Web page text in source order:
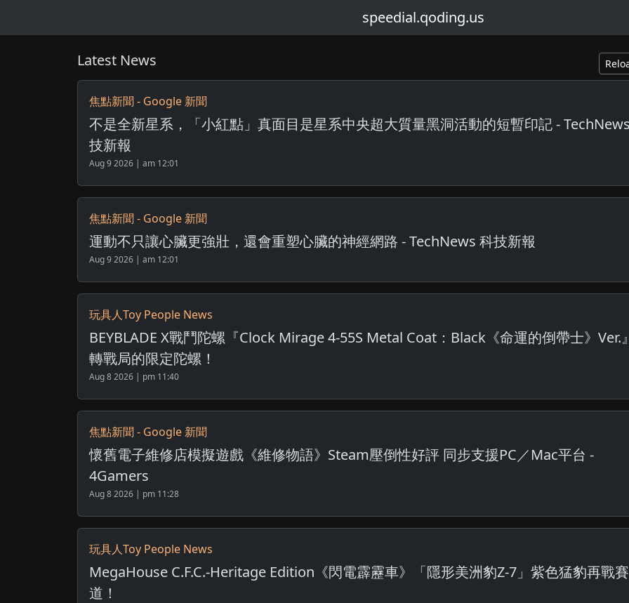
speedial.qoding.us
Latest News
焦點新聞 - Google 新聞
不是全新星系，「小紅點」真面目是星系中央超大質量黑洞活動的短暫印記 -
技新報
Aug 9 2026 | am 12:01
焦點新聞 - Google 新聞
運動不只讓心臟更強壯，還會重塑心臟的神經網路 - TechNews 科技新報
Aug 9 2026 | am 12:01
玩具人Toy People News
BEYBLADE X戰鬥陀螺『Clock Mirage 4-55S Metal Coat：Black《命運的倒帶士》Ver.
轉戰局的限定陀螺！
Aug 8 2026 | pm 11:40
焦點新聞 - Google 新聞
懷舊電子維修店模擬遊戲《維修物語》Steam壓倒性好評 同步支援PC／Mac平台 -
4Gamers
Aug 8 2026 | pm 11:28
玩具人Toy People News
MegaHouse C.F.C.-Heritage Edition《閃電霹靂車》「隱形美洲豹Z-7」紫色猛豹再戰賽
道！